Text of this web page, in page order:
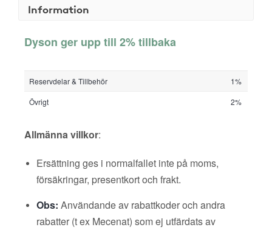
Information
Dyson ger upp till 2% tillbaka
Reservdelar & Tillbehör
1%
Övrigt
2%
Allmänna villkor:
Ersättning ges i normalfallet inte på moms,
försäkringar, presentkort och frakt.
Obs: Användande av rabattkoder och andra
rabatter (t ex Mecenat) som ej utfärdats av